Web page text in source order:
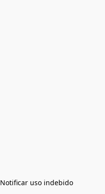
Notificar uso indebido